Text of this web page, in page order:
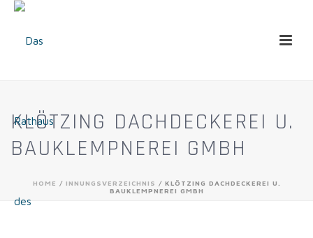
KLÖTZING DACHDECKEREI U.
BAUKLEMPNEREI GMBH
HOME / INNUNGSVERZEICHNIS / KLÖTZING DACHDECKEREI U.
BAUKLEMPNEREI GMBH